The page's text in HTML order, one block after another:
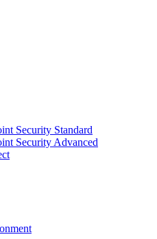
Security Standard
Security Advanced